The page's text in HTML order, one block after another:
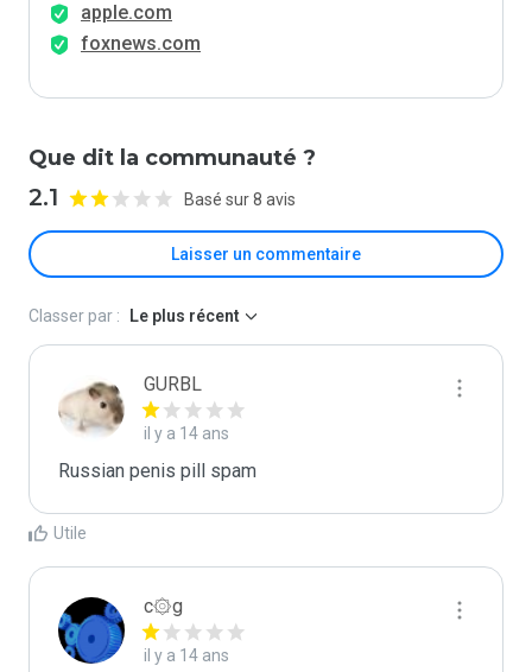
apple.com
foxnews.com
Que dit la communauté ?
2.1 Basé sur 8 avis
Laisser un commentaire
Classer par : Le plus récent
GURBL
il y a 14 ans
Russian penis pill spam
Utile
c۞g
il y a 14 ans